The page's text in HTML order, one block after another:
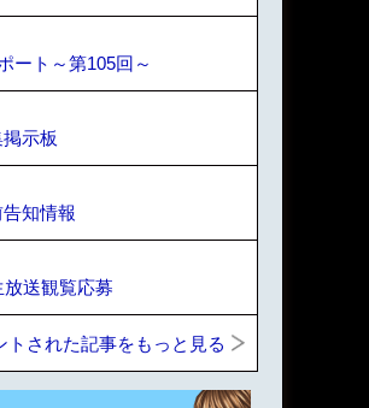
ート～第105回～
示板
知情報
送観覧応募
トされた記事をもっと見る